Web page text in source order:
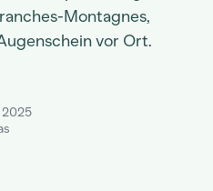
Montagnes,
vor Ort.
2025